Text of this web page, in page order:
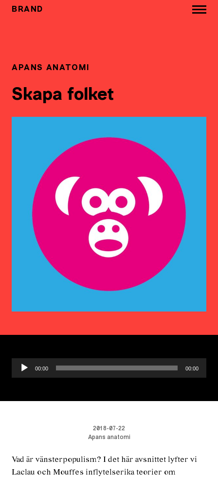
BRAND
APANS ANATOMI
Skapa folket
Ljudspelare
00:00 00:00
2018-07-22
Apans anatomi
Vad är vänsterpopulism? I det här avsnittet lyfter vi
Laclau och Mouffes inflytelserika teorier om